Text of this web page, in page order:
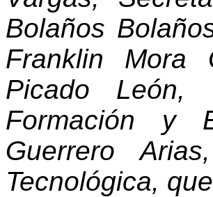
Bolaños
Franklin Mora
Picado León,
Formación y
Guerrero
Tecnológica,